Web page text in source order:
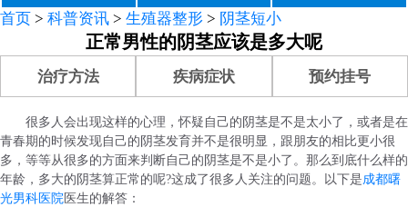
首页 > 科普资讯 > 生殖器整形 > 阴茎短小
正常男性的阴茎应该是多大呢
治疗方法 疾病症状 预约挂号
很多人会出现这样的心理，怀疑自己的阴茎是不是太小了，或者是在
青春期的时候发现自己的阴茎发育并不是很明显，跟朋友的相比更小很
多，等等从很多的方面来判断自己的阴茎是不是小了。那么到底什么样的
年龄，多大的阴茎算正常的呢?这成了很多人关注的问题。以下是成都曙
光男科医院 医生的解答：